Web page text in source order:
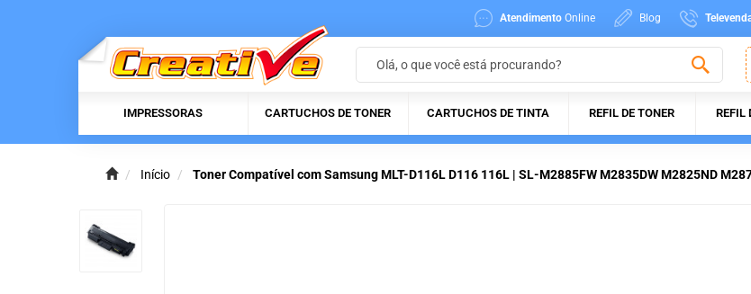
Atendimento Online Blog
IMPRESSORAS CARTUCHOS DE TONER CARTUCHOS DE TINTA REFIL DE TONER REFIL
Início Toner Compatível com Samsung MLT-D116L D116 116L | SL-M2885FW M2835DW M2825ND